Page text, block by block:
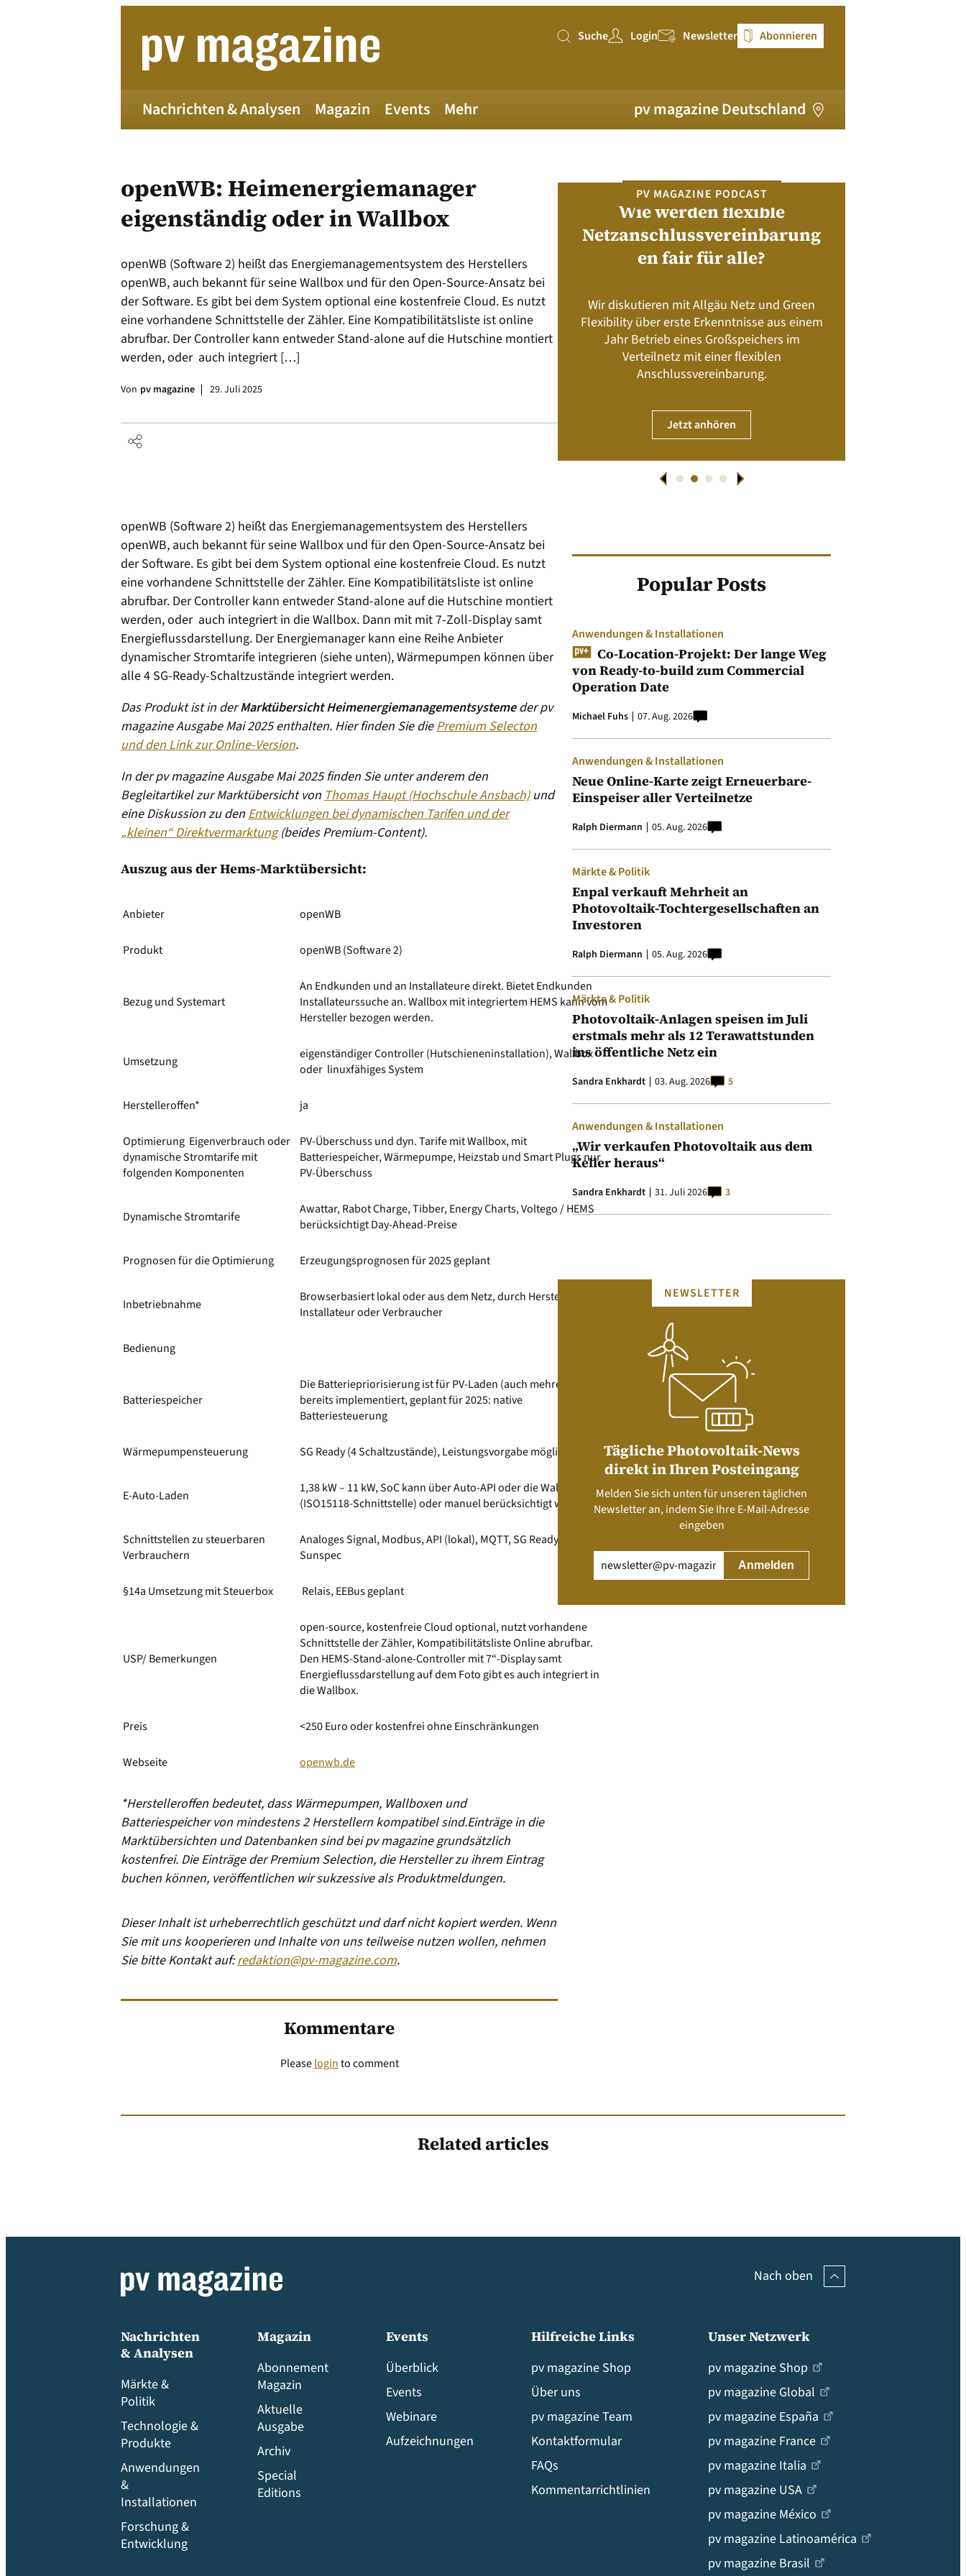
Suche
Suche Login Newsletter Abonnieren
Nachrichten & Analysen Magazin Events Mehr pv magazine Deutschland
openWB: Heimenergiemanager
eigenständig oder in Wallbox
openWB (Software 2) heißt das Energiemanagementsystem des Herstellers
openWB, auch bekannt für seine Wallbox und für den Open-Source-Ansatz bei
der Software. Es gibt bei dem System optional eine kostenfreie Cloud. Es nutzt
eine vorhandene Schnittstelle der Zähler. Eine Kompatibilitätsliste ist online
abrufbar. Der Controller kann entweder Stand-alone auf die Hutschine montiert
werden, oder auch integriert […]
Von pv magazine 29. Juli 2025
openWB (Software 2) heißt das Energiemanagementsystem des Herstellers
openWB, auch bekannt für seine Wallbox und für den Open-Source-Ansatz bei
der Software. Es gibt bei dem System optional eine kostenfreie Cloud. Es nutzt
eine vorhandene Schnittstelle der Zähler. Eine Kompatibilitätsliste ist online
abrufbar. Der Controller kann entweder Stand-alone auf die Hutschine montiert
werden, oder auch integriert in die Wallbox. Dann mit mit 7-Zoll-Display samt
Energieflussdarstellung. Der Energiemanager kann eine Reihe Anbieter
dynamischer Stromtarife integrieren (siehe unten), Wärmepumpen können über
alle 4 SG-Ready-Schaltzustände integriert werden.
Das Produkt ist in derMarktübersicht Heimenergiemanagementsystemeder pv
magazine Ausgabe Mai 2025 enthalten. Hier finden Sie diePremium Selecton
und den Link zur Online-Version.
In der pv magazine Ausgabe Mai 2025 finden Sie unter anderem den
Begleitartikel zur Marktübersicht vonThomas Haupt (Hochschule Ansbach)und
eine Diskussion zu denEntwicklungen bei dynamischen Tarifen und der
„kleinen“ Direktvermarktung(beides Premium-Content).
Auszug aus der Hems-Marktübersicht:
Anbieter openWB
Produkt openWB (Software 2)
Bezug und Systemart
An Endkunden und an Installateure direkt. Bietet Endkunden
Installateurssuche an. Wallbox mit integriertem HEMS kann vom
Hersteller bezogen werden.
Umsetzung
eigenständiger Controller (Hutschieneninstallation), Wallbox
oder linuxfähiges System
Herstelleroffen* ja
Optimierung Eigenverbrauch oder
dynamische Stromtarife mit
folgenden Komponenten
PV-Überschuss und dyn. Tarife mit Wallbox, mit
Batteriespeicher, Wärmepumpe, Heizstab und Smart Plugs nur
PV-Überschuss
Dynamische Stromtarife
Awattar, Rabot Charge, Tibber, Energy Charts, Voltego / HEMS
berücksichtigt Day-Ahead-Preise
Prognosen für die Optimierung Erzeugungsprognosen für 2025 geplant
Inbetriebnahme
Browserbasiert lokal oder aus dem Netz, durch Hersteller,
Installateur oder Verbraucher
Bedienung
Batteriespeicher
Die Batteriepriorisierung ist für PV-Laden (auch mehrere EV)
bereits implementiert, geplant für 2025: native
Batteriesteuerung
Wärmepumpensteuerung SG Ready (4 Schaltzustände), Leistungsvorgabe möglich
E-Auto-Laden
1,38 kW – 11 kW, SoC kann über Auto-API oder die Wallbox
(ISO15118-Schnittstelle) oder manuel berücksichtigt werden.
Schnittstellen zu steuerbaren
Verbrauchern
Analoges Signal, Modbus, API (lokal), MQTT, SG Ready, OCPP,
Sunspec
§14a Umsetzung mit Steuerbox Relais, EEBus geplant
USP/ Bemerkungen
open-source, kostenfreie Cloud optional, nutzt vorhandene
Schnittstelle der Zähler, Kompatibilitätsliste Online abrufbar.
Den HEMS-Stand-alone-Controller mit 7“-Display samt
Energieflussdarstellung auf dem Foto gibt es auch integriert in
die Wallbox.
Preis <250 Euro oder kostenfrei ohne Einschränkungen
Webseite openwb.de
*Herstelleroffen bedeutet, dass Wärmepumpen, Wallboxen und
Batteriespeicher von mindestens 2 Herstellern kompatibel sind.Einträge in die
Marktübersichten und Datenbanken sind bei pv magazine grundsätzlich
kostenfrei. Die Einträge der Premium Selection, die Hersteller zu ihrem Eintrag
buchen können, veröffentlichen wir sukzessive als Produktmeldungen.
Dieser Inhalt ist urheberrechtlich geschützt und darf nicht kopiert werden. Wenn
Sie mit uns kooperieren und Inhalte von uns teilweise nutzen wollen, nehmen
Sie bitte Kontakt auf:redaktion@pv-magazine.com.
Kommentare
Pleaseloginto comment
PV MAGAZINE DEUTSCHLAND
Juni-Ausgabe 2026
Die neue pv magazine Deutschland Ausgabe
ist jetzt verfügbar!
Alles neu? Rahmenbedingungen, Produkte,
Energiemanagement und Speicher-
Geschäftsmodelle
PV MAGAZINE PODCAST
Wie werden flexible
Netzanschlussvereinbarung
en fair für alle?
Wir diskutieren mit Allgäu Netz und Green
Flexibility über erste Erkenntnisse aus einem
Jahr Betrieb eines Großspeichers im
Verteilnetz mit einer flexiblen
Anschlussvereinbarung.
Jetzt anhören
Popular Posts
Anwendungen & Installationen
Co-Location-Projekt: Der lange Weg
von Ready-to-build zum Commercial
Operation Date
Michael Fuhs 07. Aug. 2026
Anwendungen & Installationen
Neue Online-Karte zeigt Erneuerbare-
Einspeiser aller Verteilnetze
Ralph Diermann 05. Aug. 2026
Märkte & Politik
Enpal verkauft Mehrheit an
Photovoltaik-Tochtergesellschaften an
Investoren
Ralph Diermann 05. Aug. 2026
Märkte & Politik
Photovoltaik-Anlagen speisen im Juli
erstmals mehr als 12 Terawattstunden
ins öffentliche Netz ein
Sandra Enkhardt 03. Aug. 2026 5
Anwendungen & Installationen
„Wir verkaufen Photovoltaik aus dem
Keller heraus“
Sandra Enkhardt 31. Juli 2026 3
NEWSLETTER
Tägliche Photovoltaik-News
direkt in Ihren Posteingang
Melden Sie sich unten für unseren täglichen
Newsletter an, indem Sie Ihre E-Mail-Adresse
eingeben
(erforderlich)
Related articles
Nach oben
Nachrichten
& Analysen
Märkte &
Politik
Technologie &
Produkte
Anwendungen
&
Installationen
Forschung &
Entwicklung
Magazin
Abonnement
Magazin
Aktuelle
Ausgabe
Archiv
Special
Editions
Events
Überblick
Events
Webinare
Aufzeichnungen
Hilfreiche Links
pv magazine Shop
Über uns
pv magazine Team
Kontaktformular
FAQs
Kommentarrichtlinien
Unser Netzwerk
pv magazine Shop
pv magazine Global
pv magazine España
pv magazine France
pv magazine Italia
pv magazine USA
pv magazine México
pv magazine Latinoamérica
pv magazine Brasil